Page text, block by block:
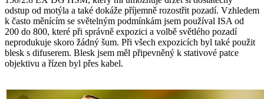
odstup od motýla a také dokáže příjemně rozostřit pozadí. Vzhledem
k často měnícím se světelným podmínkám jsem používal ISA od
200 do 800, které při správně expozici a volbě světlého pozadí
neprodukuje skoro žádný šum. Při všech expozicích byl také použit
blesk s difuserem. Blesk jsem měl připevněný k stativové patce
objektivu a řízen byl přes kabel.